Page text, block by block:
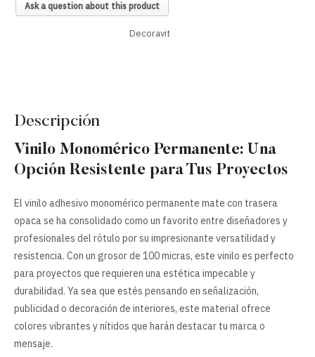
Ask a question about this product
Decoravit
Descripción
Vinilo Monomérico Permanente: Una
Opción Resistente para Tus Proyectos
El vinilo adhesivo monomérico permanente mate con trasera
opaca se ha consolidado como un favorito entre diseñadores y
profesionales del rótulo por su impresionante versatilidad y
resistencia. Con un grosor de 100 micras, este vinilo es perfecto
para proyectos que requieren una estética impecable y
durabilidad. Ya sea que estés pensando en señalización,
publicidad o decoración de interiores, este material ofrece
colores vibrantes y nítidos que harán destacar tu marca o
mensaje.